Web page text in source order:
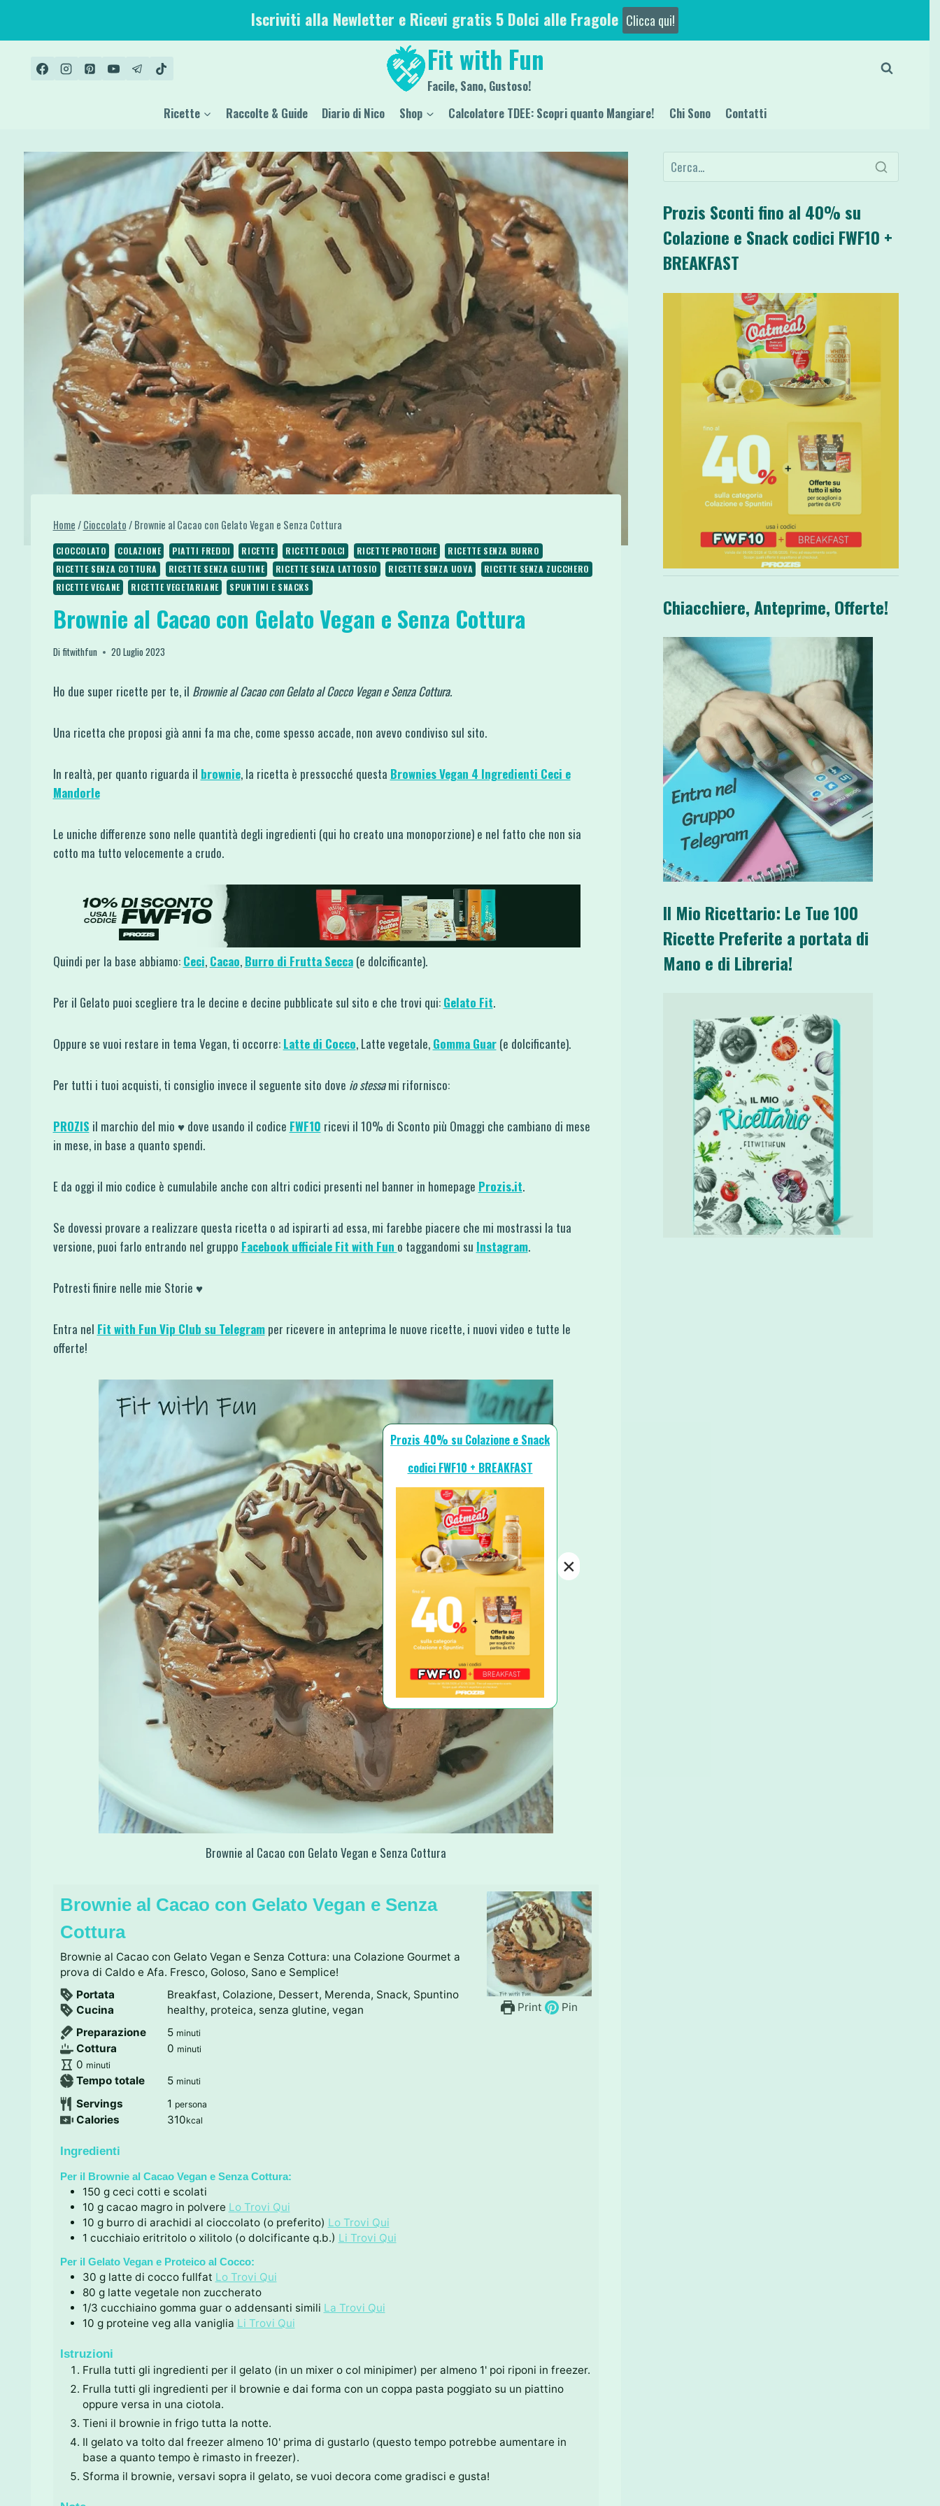
contenuto
Iscriviti alla Newletter e Ricevi gratis 5 Dolci alle Fragole Clicca qui!
Fit with Fun
Facile, Sano, Gustoso!
Ricette Raccolte & Guide Diario di Nico Shop Calcolatore TDEE: Scopri quanto Mangiare! Chi Sono Contatti
Home/ Cioccolato/ Brownie al Cacao con Gelato Vegan e Senza Cottura
CIOCCOLATO COLAZIONE PIATTI FREDDI RICETTE RICETTE DOLCI RICETTE PROTEICHE
RICETTE SENZA BURRO
RICETTE SENZA COTTURA
RICETTE SENZA GLUTINE RICETTE SENZA LATTOSIO RICETTE SENZA UOVA
RICETTE SENZA ZUCCHERO
RICETTE VEGANE
RICETTE VEGETARIANE SPUNTINI E SNACKS
Brownie al Cacao con Gelato Vegan e Senza Cottura
Difitwithfun 20 Luglio 2023
Ho due super ricette per te, il Brownie al Cacao con Gelato al Cocco Vegan e Senza Cottura.
Una ricetta che proposi già anni fa ma che, come spesso accade, non avevo condiviso sul sito.
In realtà, per quanto riguarda il brownie, la ricetta è pressocché questa Brownies Vegan 4 Ingredienti Ceci e
Mandorle
Le uniche differenze sono nelle quantità degli ingredienti (qui ho creato una monoporzione) e nel fatto che non sia
cotto ma tutto velocemente a crudo.
Quindi per la base abbiamo: Ceci, Cacao, Burro di Frutta Secca(e dolcificante).
Per il Gelato puoi scegliere tra le decine e decine pubblicate sul sito e che trovi qui: Gelato Fit.
Oppure se vuoi restare in tema Vegan, ti occorre: Latte di Cocco, Latte vegetale, Gomma Guar(e dolcificante).
Per tutti i tuoi acquisti, ti consiglio invece il seguente sito dove io stessami rifornisco:
PROZIS il marchio del mio ♥ dove usando il codice FWF10 ricevi il 10% di Sconto più Omaggi che cambiano di mese
in mese, in base a quanto spendi.
E da oggi il mio codice è cumulabile anche con altri codici presenti nel banner in homepage Prozis.it.
Se dovessi provare a realizzare questa ricetta o ad ispirarti ad essa, mi farebbe piacere che mi mostrassi la tua
versione, puoi farlo entrando nel gruppo Facebook ufficiale Fit with Fun o taggandomi su Instagram.
Potresti finire nelle mie Storie ♥
Entra nel Fit with Fun Vip Club su Telegramper ricevere in anteprima le nuove ricette, i nuovi video e tutte le
offerte!
Brownie al Cacao con Gelato Vegan e Senza Cottura
Print Pin
Brownie al Cacao con Gelato Vegan e Senza
Cottura
Brownie al Cacao con Gelato Vegan e Senza Cottura: una Colazione Gourmet a
prova di Caldo e Afa. Fresco, Goloso, Sano e Semplice!
Portata
Breakfast, Colazione, Dessert, Merenda, Snack, Spuntino
Cucina
healthy, proteica, senza glutine, vegan
Preparazione
5m
i
u
i
minuti
Cottura 0 m
n
t
i
minuti
0 m
i
u
t
minuti
Tempo totale 5m
n
u
minuti
Servings 1 persona
Calories 310kcal
Ingredienti
Per il Brownie al Cacao Vegan e Senza Cottura:
150 g ceci cotti e scolati
10 g cacao magro in polvere Lo Trovi Qui
10 g burro di arachidi al cioccolato (o preferito) Lo Trovi Qui
1 cucchiaio eritritolo o xilitolo (o dolcificante q.b.) Li Trovi Qui
Per il Gelato Vegan e Proteico al Cocco:
30 g latte di cocco fullfat Lo Trovi Qui
80 g latte vegetale non zuccherato
1/3 cucchiaino gomma guar o addensanti simili La Trovi Qui
10 g proteine veg alla vaniglia Li Trovi Qui
Istruzioni
Frulla tutti gli ingredienti per il gelato (in un mixer o col minipimer) per almeno 1' poi riponi in freezer.
Frulla tutti gli ingredienti per il brownie e dai forma con un coppa pasta poggiato su un piattino
oppure versa in una ciotola.
Tieni il brownie in frigo tutta la notte.
Il gelato va tolto dal freezer almeno 10' prima di gustarlo (questo tempo potrebbe aumentare in
base a quanto tempo è rimasto in freezer).
Sforma il brownie, versavi sopra il gelato, se vuoi decora come gradisci e gusta!
Prozis Sconti fino al 40% su
Colazione e Snack codici FWF10 +
BREAKFAST
Chiacchiere, Anteprime, Offerte!
Il Mio Ricettario: Le Tue 100
Ricette Preferite a portata di
Mano e di Libreria!
Prozis 40% su Colazione e Snack
codici FWF10 + BREAKFAST
×